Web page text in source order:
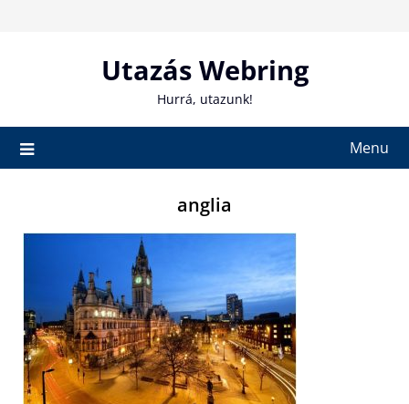
Utazás Webring
Hurrá, utazunk!
Menu
anglia